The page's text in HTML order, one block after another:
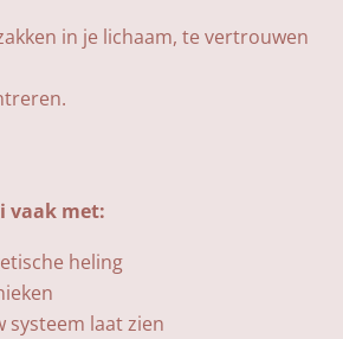
in je lichaam, te vertrouwen
vaak met:
heling
systeem laat zien